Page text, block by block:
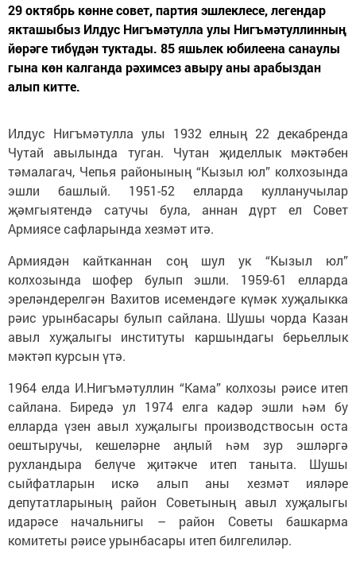
29 октябрь көнне совет, партия эшлеклесе, легендар
якташыбыз Илдус Нигъмәтулла улы Нигъмәтуллинның
йөрәге тибүдән туктады. 85 яшьлек юбилеена санаулы
гына көн калганда рәхимсез авыру аны арабыздан
алып китте.
Илдус Нигъмәтулла улы 1932 елның 22 декабренда
Чутай авылында туган. Чутан җиделлык мәктәбен
тәмалагач, Чепья районының “Кызыл юл” колхозында
эшли башлый. 1951-52 елларда кулланучылар
җәмгыятендә сатучы була, аннан дүрт ел Совет
Армиясе сафларында хезмәт итә.
Армиядән кайтканнан соң шул ук “Кызыл юл”
колхозында шофер булып эшли. 1959-61 елларда
эреләндерелгән Вахитов исемендәге күмәк хуҗалыкка
рәис урынбасары булып сайлана. Шушы чорда Казан
авыл хуҗалыгы институты каршындагы берьеллык
мәктәп курсын үтә.
1964 елда И.Нигъмәтуллин “Кама” колхозы рәисе итеп
сайлана. Биредә ул 1974 елга кадәр эшли һәм бу
елларда үзен авыл хуҗалыгы производствосын оста
оештыручы, кешеләрне аңлый һәм зур эшләргә
рухландыра белүче җитәкче итеп таныта. Шушы
сыйфатларын искә алып аны хезмәт ияләре
депутатларының район Советының авыл хуҗалыгы
идарәсе начальнигы – район Советы башкарма
комитеты рәисе урынбасары итеп билгелиләр.